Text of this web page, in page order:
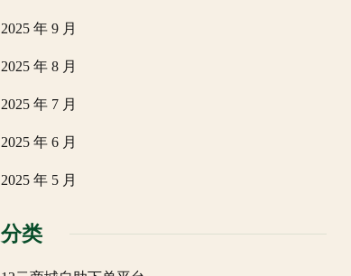
2025 年 9 月
2025 年 8 月
2025 年 7 月
2025 年 6 月
2025 年 5 月
分类